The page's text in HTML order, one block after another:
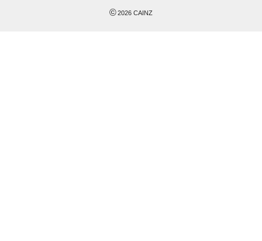
©2026 CAINZ